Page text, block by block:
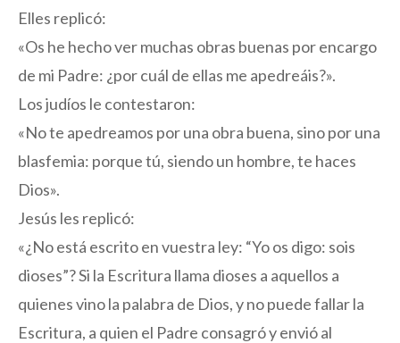
Elles replicó:
«Os he hecho ver muchas obras buenas por encargo
de mi Padre: ¿por cuál de ellas me apedreáis?».
Los judíos le contestaron:
«No te apedreamos por una obra buena, sino por una
blasfemia: porque tú, siendo un hombre, te haces
Dios».
Jesús les replicó:
«¿No está escrito en vuestra ley: “Yo os digo: sois
dioses”? Si la Escritura llama dioses a aquellos a
quienes vino la palabra de Dios, y no puede fallar la
Escritura, a quien el Padre consagró y envió al